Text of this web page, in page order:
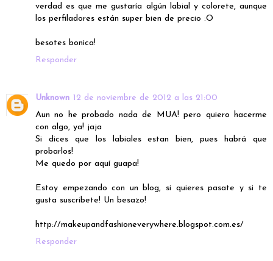
verdad es que me gustaría algún labial y colorete, aunque
los perfiladores están super bien de precio :O
besotes bonica!
Responder
Unknown 12 de noviembre de 2012 a las 21:00
Aun no he probado nada de MUA! pero quiero hacerme
con algo, ya! jaja
Si dices que los labiales estan bien, pues habrá que
probarlos!
Me quedo por aquí guapa!
Estoy empezando con un blog, si quieres pasate y si te
gusta suscribete! Un besazo!
http://makeupandfashioneverywhere.blogspot.com.es/
Responder